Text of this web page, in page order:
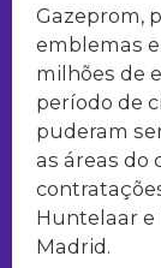
Gazeprom,
emblemas
milhões de
período de
puderam
as áreas do
Huntelaar e
Madrid.